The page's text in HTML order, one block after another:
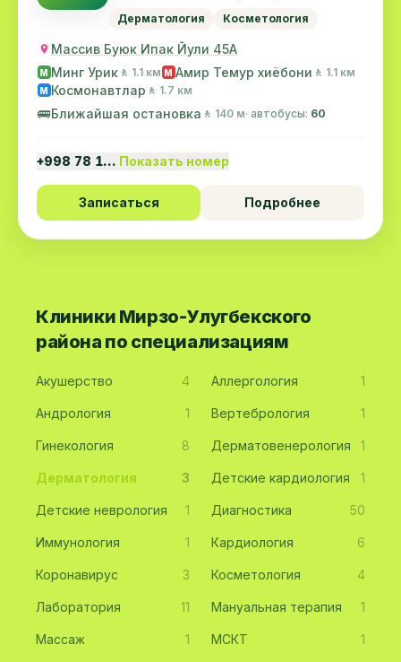
Дерматология Косметология
Массив Буюк Ипак Йули 45А
M Минг Урик 🚶 1.1 км M Амир Темур хиёбони 🚶 1.1 км
M Космонавтлар 🚶 1.7 км
🚌Ближайшая остановка 🚶 140 м· автобусы: 60
+998 78 1… Показать номер
Записаться Подробнее
Клиники Мирзо-Улугбекского
района по специализациям
Акушерство 4 Аллергология 1
Андрология 1 Вертебрология 1
Гинекология 8 Дерматовенерология 1
Дерматология 3 Детские кардиология 1
Детские неврология 1 Диагностика 50
Иммунология 1 Кардиология 6
Коронавирус 3 Косметология 4
Лаборатория 11 Мануальная терапия 1
Массаж 1 МСКТ 1